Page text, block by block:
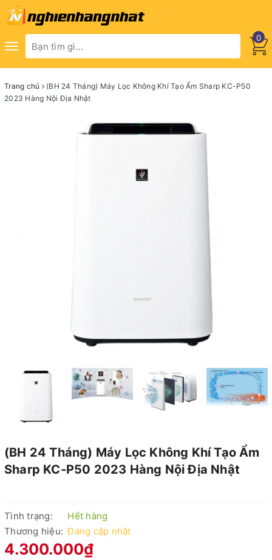
Toggle
0
Trang chủ
(BH 24 Tháng) Máy Lọc Không Khí Tạo Ẩm Sharp KC-P50
2023 Hàng Nội Địa Nhật
(BH 24 Tháng) Máy Lọc Không Khí Tạo Ẩm
Sharp KC-P50 2023 Hàng Nội Địa Nhật
Tình trạng:
Hết hàng
Thương hiệu: Đang cập nhật
4.300.000₫